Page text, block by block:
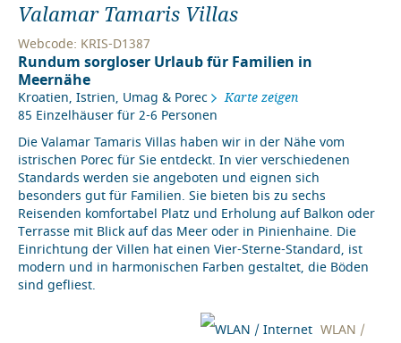
Valamar Tamaris Villas
Webcode: KRIS-D1387
Rundum sorgloser Urlaub für Familien in
Meernähe
Kroatien, Istrien, Umag & Porec Karte zeigen
85 Einzelhäuser für 2-6 Personen
Die Valamar Tamaris Villas haben wir in der Nähe vom
istrischen Porec für Sie entdeckt. In vier verschiedenen
Standards werden sie angeboten und eignen sich
besonders gut für Familien. Sie bieten bis zu sechs
Reisenden komfortabel Platz und Erholung auf Balkon oder
Terrasse mit Blick auf das Meer oder in Pinienhaine. Die
Einrichtung der Villen hat einen Vier-Sterne-Standard, ist
modern und in harmonischen Farben gestaltet, die Böden
sind gefliest.
WLAN /